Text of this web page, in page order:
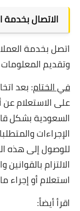
الاتصال بخدمة
اتصل بخدمة
وتقديم
في الختام: بعد
على الاستعلام
السعودية بشكل
الإجراءات
للوصول إلى هذه
الالتزام
استعلام أو
اقرأ أيضاً: